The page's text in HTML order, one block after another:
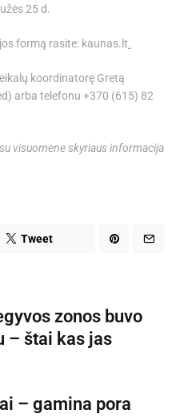
25 d.
formą rasite: kaunas.lt.
koordinatorę Gretą
arba telefonu +370 (615) 82
visuomene skyriaus informacija
Tweet
zonos buvo
– štai kas jas
– gamina pora